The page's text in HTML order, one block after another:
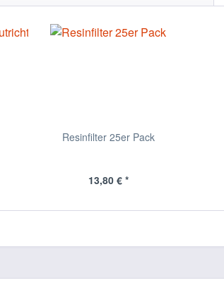
Resinfilter 25er Pack
13,80 € *